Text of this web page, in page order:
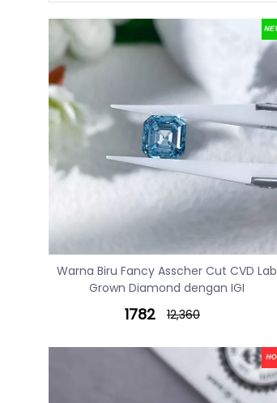
Warna Biru Fancy Asscher Cut CVD Lab
Grown Diamond dengan IGI
1782 12,360